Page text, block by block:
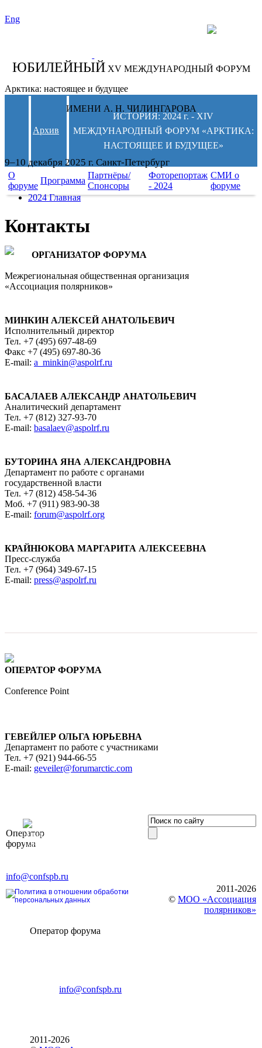
Eng
ЮБИЛЕЙНЫЙ XV МЕЖДУНАРОДНЫЙ ФОРУМ
Арктика: настоящее и будущее
ИМЕНИ А. Н. ЧИЛИНГАРОВА
9–10 декабря 2025 г. Санкт-Петербург
Архив
ИСТОРИЯ: 2024 г. - XIV
МЕЖДУНАРОДНЫЙ ФОРУМ «АРКТИКА:
НАСТОЯЩЕЕ И БУДУЩЕЕ»
О
форуме
Программа
Партнёры/
Спонсоры
Фоторепортаж
- 2024
СМИ о
форуме
2024 Главная
Контакты
ОРГАНИЗАТОР ФОРУМА
Межрегиональная общественная организация
«Ассоциация полярников»
МИНКИН АЛЕКСЕЙ АНАТОЛЬЕВИЧ
Исполнительный директор
Тел. +7 (495) 697-48-69
Факс +7 (495) 697-80-36
E-mail: a_minkin@aspolrf.ru
БАСАЛАЕВ АЛЕКСАНДР АНАТОЛЬЕВИЧ
Аналитический департамент
Тел. +7 (812) 327-93-70
E-mail: basalaev@aspolrf.ru
БУТОРИНА ЯНА АЛЕКСАНДРОВНА
Департамент по работе с органами
государственной власти
Тел. +7 (812) 458-54-36
Моб. +7 (911) 983-90-38
E-mail: forum@aspolrf.org
КРАЙНЮКОВА МАРГАРИТА АЛЕКСЕЕВНА
Пресс-служба
Тел. +7 (964) 349-67-15
E-mail: press@aspolrf.ru
ОПЕРАТОР ФОРУМА
Conference Point
ГЕВЕЙЛЕР ОЛЬГА ЮРЬЕВНА
Департамент по работе с участниками
Тел. +7 (921) 944-66-55
E-mail: geveiler@forumarctic.com
Оператор
форума
Элит»
196191, г. Санкт-Петербург,
info@confspb.ru
Политика в отношении обработки
персональных данных
2011-2026
© МОО «Ассоциация
полярников»
Оператор форума
E-mail:info@confspb.ru
2011-2026